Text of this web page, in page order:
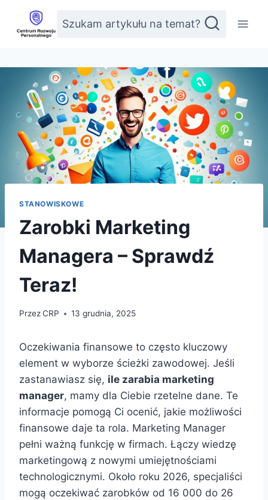
Przejdź
treści
Szukam artykułu na temat?
STANOWISKOWE
Zarobki Marketing
Managera – Sprawdź
Teraz!
PrzezCRP 13 grudnia, 2025
Oczekiwania finansowe to często kluczowy
element w wyborze ścieżki zawodowej. Jeśli
zastanawiasz się, ile zarabia marketing
manager, mamy dla Ciebie rzetelne dane. Te
informacje pomogą Ci ocenić, jakie możliwości
finansowe daje ta rola. Marketing Manager
pełni ważną funkcję w firmach. Łączy wiedzę
marketingową z nowymi umiejętnościami
technologicznymi. Około roku 2026, specjaliści
mogą oczekiwać zarobków od 16 000 do 26